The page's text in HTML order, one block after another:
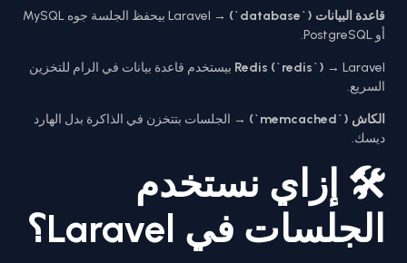
قاعدة البيانات (`database`)
→ Laravel بيحفظ الجلسة جوه MySQL
أو PostgreSQL.
Redis (`redis`) → Laravel بيستخدم قاعدة بيانات في الرام للتخزين
السريع.
الكاش (`memcached`)
→ الجلسات بتتخزن في الذاكرة بدل الهارد
ديسك.
🛠️ إزاي نستخدم
الجلسات في Laravel؟